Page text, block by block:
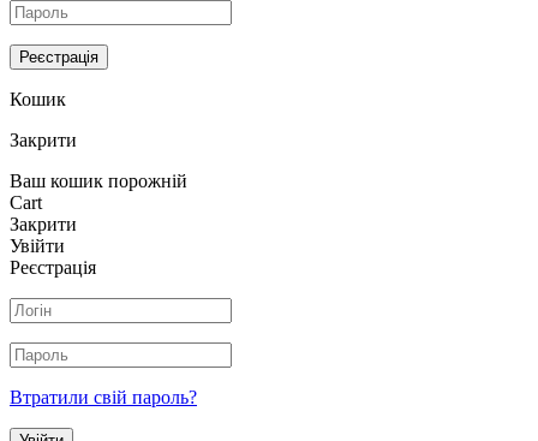
Реєстрація
Кошик
Закрити
Ваш кошик порожній
Cart
Закрити
Увійти
Реєстрація
Втратили свій пароль?